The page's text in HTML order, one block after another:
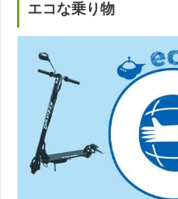
エコな乗り物